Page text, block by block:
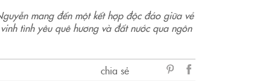
mang đến một kết hợp độc đáo giữa vẻ
tình yêu quê hương và đất nước qua ngôn
chia sẻ